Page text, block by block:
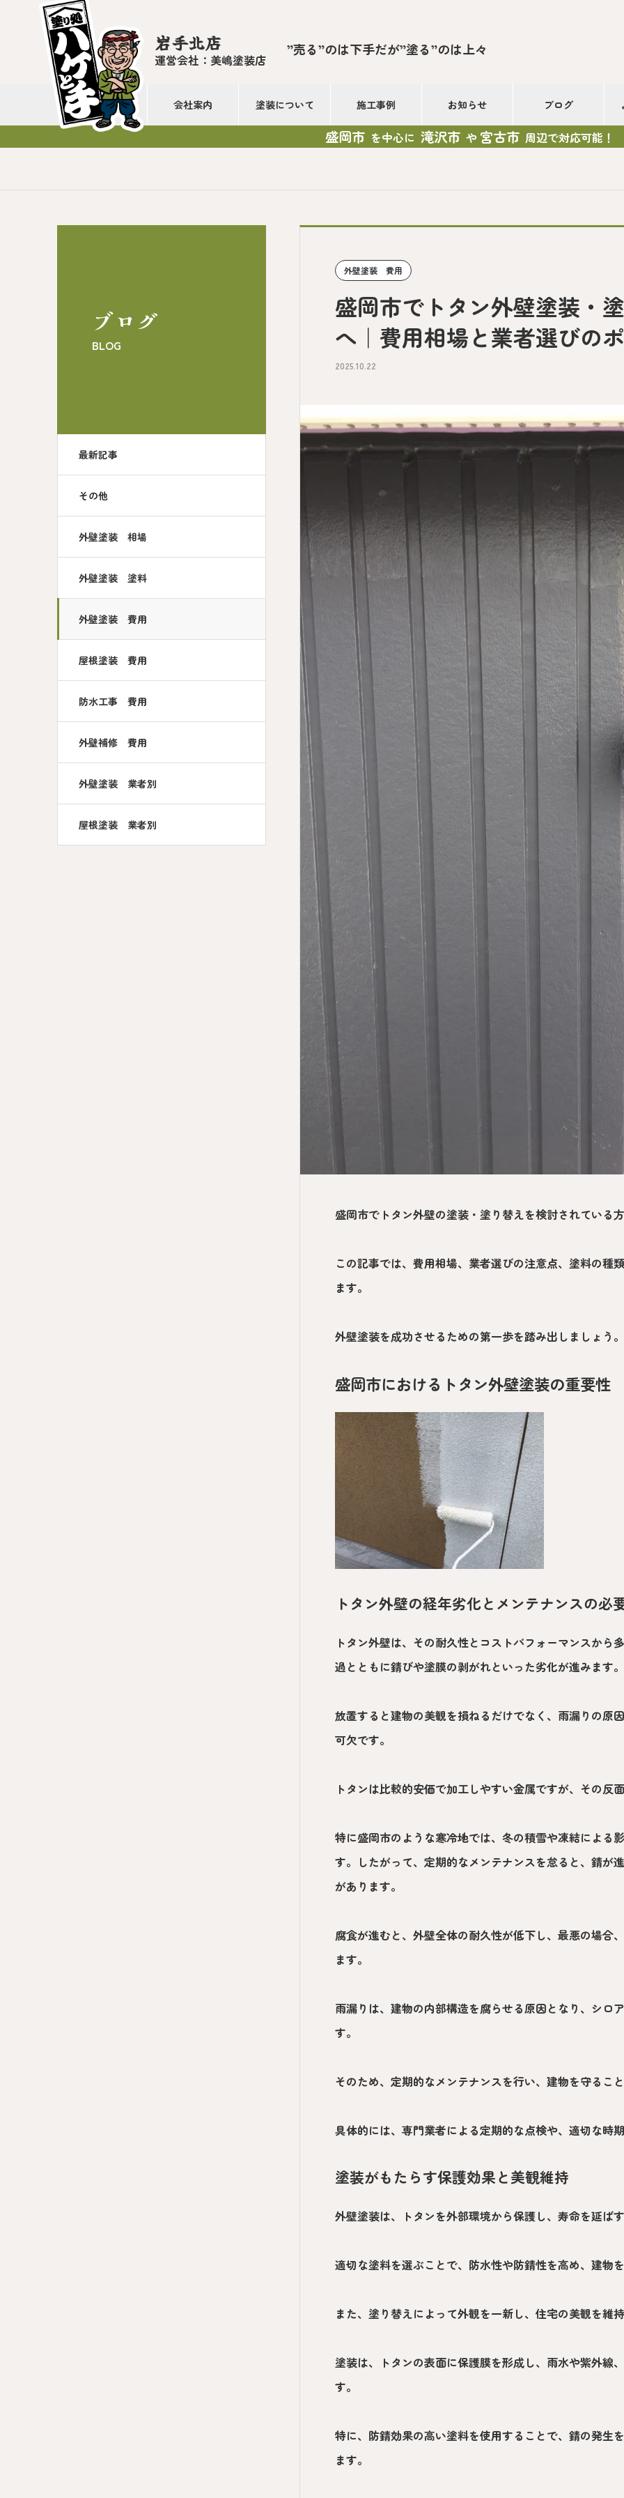
岩手北店
運営会社：美嶋塗装店
”売る”のは下手だが”塗る”のは上々
会社案内 塗装について 施工事例 お知らせ ブログ
盛岡市 を中心に 滝沢市 や 宮古市 周辺で対応可能！
ブログ
BLOG
最新記事
その他
外壁塗装 相場
外壁塗装 塗料
外壁塗装 費用
屋根塗装 費用
防水工事 費用
外壁補修 費用
外壁塗装 業者別
屋根塗装 業者別
外壁塗装 費用
盛岡市でトタン外壁塗装・
へ｜費用相場と業者選びの
2025.10.22
盛岡市でトタン外壁の塗装・塗り替えを検討されている
この記事では、費用相場、業者選びの注意点、塗料の種
ます。
外壁塗装を成功させるための第一歩を踏み出しましょう。
盛岡市におけるトタン外壁塗装の重要性
トタン外壁の経年劣化とメンテナンスの必
トタン外壁は、その耐久性とコストパフォーマンスから
過とともに錆びや塗膜の剥がれといった劣化が進みます。
放置すると建物の美観を損ねるだけでなく、雨漏りの原
可欠です。
トタンは比較的安価で加工しやすい金属ですが、その反
特に盛岡市のような寒冷地では、冬の積雪や凍結による
す。したがって、定期的なメンテナンスを怠ると、錆が
があります。
腐食が進むと、外壁全体の耐久性が低下し、最悪の場合
ます。
雨漏りは、建物の内部構造を腐らせる原因となり、シロ
す。
そのため、定期的なメンテナンスを行い、建物を守るこ
具体的には、専門業者による定期的な点検や、適切な時
塗装がもたらす保護効果と美観維持
外壁塗装は、トタンを外部環境から保護し、寿命を延ば
適切な塗料を選ぶことで、防水性や防錆性を高め、建物
また、塗り替えによって外観を一新し、住宅の美観を維
塗装は、トタンの表面に保護膜を形成し、雨水や紫外線
す。
特に、防錆効果の高い塗料を使用することで、錆の発生
ます。